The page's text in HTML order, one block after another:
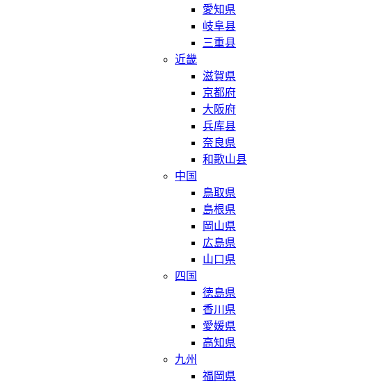
愛知県
岐阜县
三重县
近畿
滋賀県
京都府
大阪府
兵库县
奈良県
和歌山县
中国
鳥取県
島根県
岡山県
広島県
山口県
四国
徳島県
香川県
愛媛県
高知県
九州
福岡県